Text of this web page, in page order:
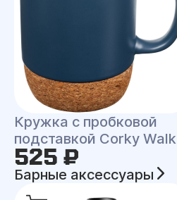
Кружка с пробковой
подставкой Corky Walk
525 ₽
Барные аксессуары